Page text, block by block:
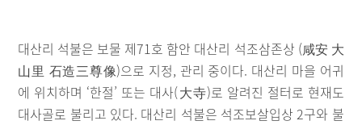
대산리 석불은 보물 제71호 함안 대산리 석조삼존상 (咸安 大
山里 石造三尊像)으로 지정, 관리 중이다. 대산리 마을 어귀
에 위치하며 ‘한절’ 또는 대사(大寺)로 알려진 절터로 현재도
대사골로 불리고 있다. 대산리 석불은 석조보살입상 2구와 불